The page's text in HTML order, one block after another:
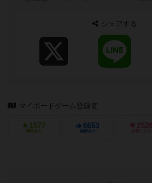
シェアする
マイボードゲーム登録者
1577
興味あり
6653
経験あり
2528
お気に入り